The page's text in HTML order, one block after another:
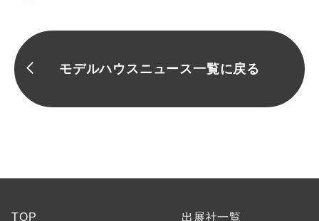
モデルハウスニュース一覧に戻る
TOP 出展社一覧